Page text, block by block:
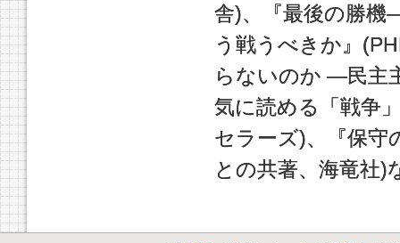
舎)、『最後の勝
う戦うべきか』
らないのか ―民主
気に読める「戦争
セラーズ)、『保
との共著、海竜社)